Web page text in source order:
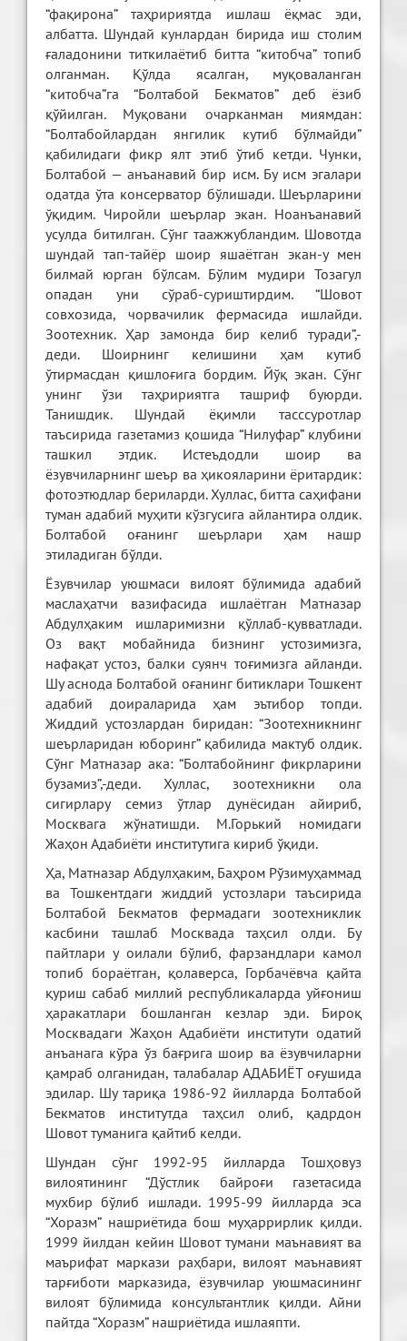
“фақирона” таҳририятда ишлаш ёқмас эди,
албатта. Шундай кунлардан бирида иш столим
ғаладонини титкилаётиб битта “китобча” топиб
олганман. Қўлда ясалган, муқоваланган
“китобча”га “Болтабой Бекматов” деб ёзиб
қўйилган. Муқовани очарканман миямдан:
“Болтабойлардан янгилик кутиб бўлмайди”
қабилидаги фикр ялт этиб ўтиб кетди. Чунки,
Болтабой — анъанавий бир исм. Бу исм эгалари
одатда ўта консерватор бўлишади. Шеърларини
ўқидим. Чиройли шеърлар экан. Ноанъанавий
усулда битилган. Сўнг таажжубландим. Шовотда
шундай тап-тайёр шоир яшаётган экан-у мен
билмай юрган бўлсам. Бўлим мудири Тозагул
опадан уни сўраб-суриштирдим. “Шовот
совхозида, чорвачилик фермасида ишлайди.
Зоотехник. Ҳар замонда бир келиб туради”,-
деди. Шоирнинг келишини ҳам кутиб
ўтирмасдан қишлоғига бордим. Йўқ экан. Сўнг
унинг ўзи таҳририятга ташриф буюрди.
Танишдик. Шундай ёқимли тасссуротлар
таъсирида газетамиз қошида “Нилуфар” клубини
ташкил этдик. Истеъдодли шоир ва
ёзувчиларнинг шеър ва ҳикояларини ёритардик:
фотоэтюдлар бериларди. Хуллас, битта саҳифани
туман адабий муҳити кўзгусига айлантира олдик.
Болтабой оғанинг шеърлари ҳам нашр
этиладиган бўлди.
Ёзувчилар уюшмаси вилоят бўлимида адабий
маслаҳатчи вазифасида ишлаётган Матназар
Абдулҳаким ишларимизни қўллаб-қувватлади.
Оз вақт мобайнида бизнинг устозимизга,
нафақат устоз, балки суянч тоғимизга айланди.
Шу аснода Болтабой оғанинг битиклари Тошкент
адабий доираларида ҳам эътибор топди.
Жиддий устозлардан биридан: “Зоотехникнинг
шеърларидан юборинг” қабилида мактуб олдик.
Сўнг Матназар ака: “Болтабойнинг фикрларини
бузамиз”,-деди. Хуллас, зоотехникни ола
сигирлару семиз ўтлар дунёсидан айириб,
Москвага жўнатишди. М.Горький номидаги
Жаҳон Адабиёти институтига кириб ўқиди.
Ҳа, Матназар Абдулҳаким, Баҳром Рўзимуҳаммад
ва Тошкентдаги жиддий устозлари таъсирида
Болтабой Бекматов фермадаги зоотехниклик
касбини ташлаб Москвада таҳсил олди. Бу
пайтлари у оилали бўлиб, фарзандлари камол
топиб бораётган, қолаверса, Горбачёвча қайта
қуриш сабаб миллий республикаларда уйғониш
ҳаракатлари бошланган кезлар эди. Бироқ
Москвадаги Жаҳон Адабиёти институти одатий
анъанага кўра ўз бағрига шоир ва ёзувчиларни
қамраб олганидан, талабалар АДАБИЁТ оғушида
эдилар. Шу тариқа 1986-92 йилларда Болтабой
Бекматов институтда таҳсил олиб, қадрдон
Шовот туманига қайтиб келди.
Шундан сўнг 1992-95 йилларда Тошҳовуз
вилоятининг “Дўстлик байроғи газетасида
мухбир бўлиб ишлади. 1995-99 йилларда эса
“Хоразм” нашриётида бош муҳаррирлик қилди.
1999 йилдан кейин Шовот тумани маънавият ва
маърифат маркази раҳбари, вилоят маънавият
тарғиботи марказида, ёзувчилар уюшмасининг
вилоят бўлимида консультантлик қилди. Айни
пайтда “Хоразм” нашриётида ишлаяпти.